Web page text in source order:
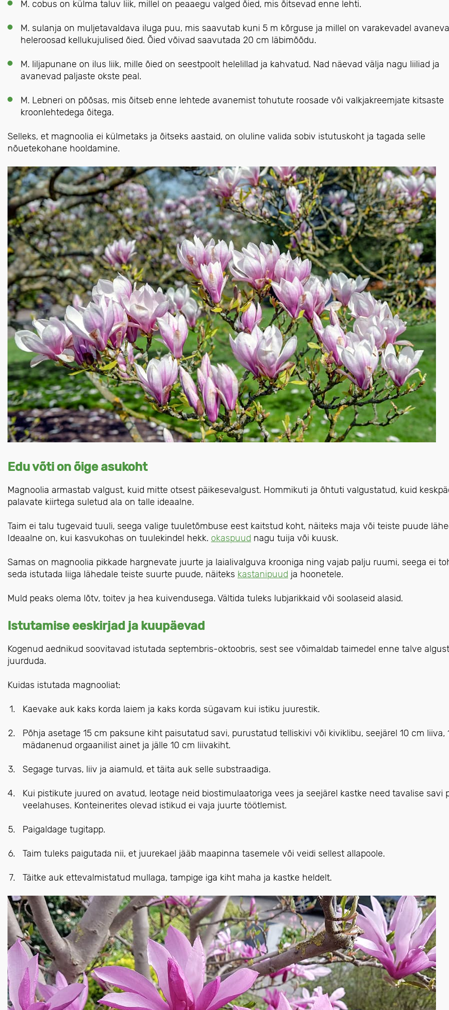
M. cobus on külma taluv liik, millel on peaaegu valged õied, mis õitsevad enne lehti.
M. sulanja on muljetavaldava iluga puu, mis saavutab kuni 5 m kõrguse ja millel on varakevadel
heleroosad kellukujulised õied. Õied võivad saavutada 20 cm läbimõõdu.
M. liljapunane on ilus liik, mille õied on seestpoolt helelillad ja kahvatud. Nad näevad välja nagu liiliad ja
avanevad paljaste okste peal.
M. Lebneri on põõsas, mis õitseb enne lehtede avanemist tohutute roosade või valkjakreemjate kitsaste
kroonlehtedega õitega.
Selleks, et magnoolia ei külmetaks ja õitseks aastaid, on oluline valida sobiv istutuskoht ja tagada selle
nõuetekohane hooldamine.
Edu võti on õige asukoht
Magnoolia armastab valgust, kuid mitte otsest päikesevalgust. Hommikuti ja õhtuti valgustatud, kuid
palavate kiirtega suletud ala on talle ideaalne.
Taim ei talu tugevaid tuuli, seega valige tuuletõmbuse eest kaitstud koht, näiteks maja või teiste puude
Ideaalne on, kui kasvukohas on tuulekindel hekk. okaspuud nagu tuija või kuusk.
Samas on magnoolia pikkade hargnevate juurte ja laialivalguva krooniga ning vajab palju ruumi, seega ei
seda istutada liiga lähedale teiste suurte puude, näiteks kastanipuud ja hoonetele.
Muld peaks olema lõtv, toitev ja hea kuivendusega. Vältida tuleks lubjarikkaid või soolaseid alasid.
Istutamise eeskirjad ja kuupäevad
Kogenud aednikud soovitavad istutada septembris-oktoobris, sest see võimaldab taimedel enne talve
juurduda.
Kuidas istutada magnooliat:
Kaevake auk kaks korda laiem ja kaks korda sügavam kui istiku juurestik.
Põhja asetage 15 cm paksune kiht paisutatud savi, purustatud telliskivi või kiviklibu, seejärel 10 cm liiva,
mädanenud orgaanilist ainet ja jälle 10 cm liivakiht.
Segage turvas, liiv ja aiamuld, et täita auk selle substraadiga.
Kui pistikute juured on avatud, leotage neid biostimulaatoriga vees ja seejärel kastke need tavalise savi
veelahuses. Konteinerites olevad istikud ei vaja juurte töötlemist.
Paigaldage tugitapp.
Taim tuleks paigutada nii, et juurekael jääb maapinna tasemele või veidi sellest allapoole.
Täitke auk ettevalmistatud mullaga, tampige iga kiht maha ja kastke heldelt.